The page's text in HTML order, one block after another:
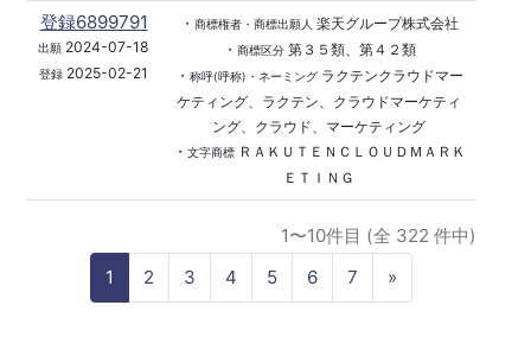
登録6899791
出願 2024-07-18
登録 2025-02-21
・ 商標権者・商標出願人 楽天グループ株式会社
・ 商標区分第３５類、第４２類
・ 称呼(呼称)・ネーミングラクテンクラウドマー
ケティング、ラクテン、クラウドマーケティ
ング、クラウド、マーケティング
・ 文字商標ＲＡＫＵＴＥＮＣＬＯＵＤＭＡＲＫ
ＥＴＩＮＧ
1〜10件目 (全 322 件中)
1
2 3 4 5 6 7 »
e